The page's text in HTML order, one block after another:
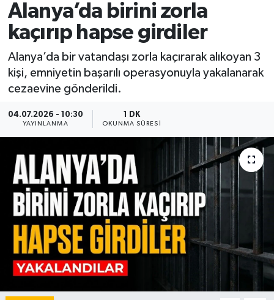
Alanya’da birini zorla
kaçırıp hapse girdiler
Alanya’da bir vatandaşı zorla kaçırarak alıkoyan 3
kişi, emniyetin başarılı operasyonuyla yakalanarak
cezaevine gönderildi.
04.07.2026 - 10:30
YAYINLANMA
1 DK
OKUNMA SÜRESI
Spor
Turizm
Ekonomi
Tüm Manşetler
Son Dakika Haberleri
Haber Arşivi